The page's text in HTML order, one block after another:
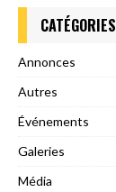
CATÉGORIES
Annonces
Autres
Événements
Galeries
Média